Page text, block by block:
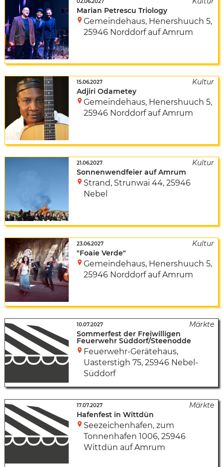
Marian Petrescu Triology
Gemeindehaus, Henershuuch 5,
25946 Norddorf auf Amrum
15.06.2027
Adjiri Odametey
Gemeindehaus, Henershuuch 5,
25946 Norddorf auf Amrum
21.06.2027
Sonnenwendfeier auf Amrum
Strand, Strunwai 44, 25946
Nebel
23.06.2027
"Foaie Verde"
Gemeindehaus, Henershuuch 5,
25946 Norddorf auf Amrum
10.07.2027
Sommerfest der Freiwilligen
Feuerwehr Süddorf/Steenodde
Feuerwehr-Gerätehaus,
Uasterstigh 75, 25946 Nebel-
Süddorf
17.07.2027
Hafenfest in Wittdün
Seezeichenhafen, zum
Tonnenhafen 1006, 25946
Wittdün auf Amrum